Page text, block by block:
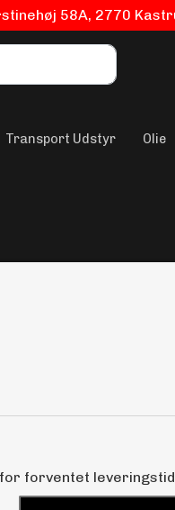
58A, 2770
Transport Udstyr Olie
forventet leveringstid